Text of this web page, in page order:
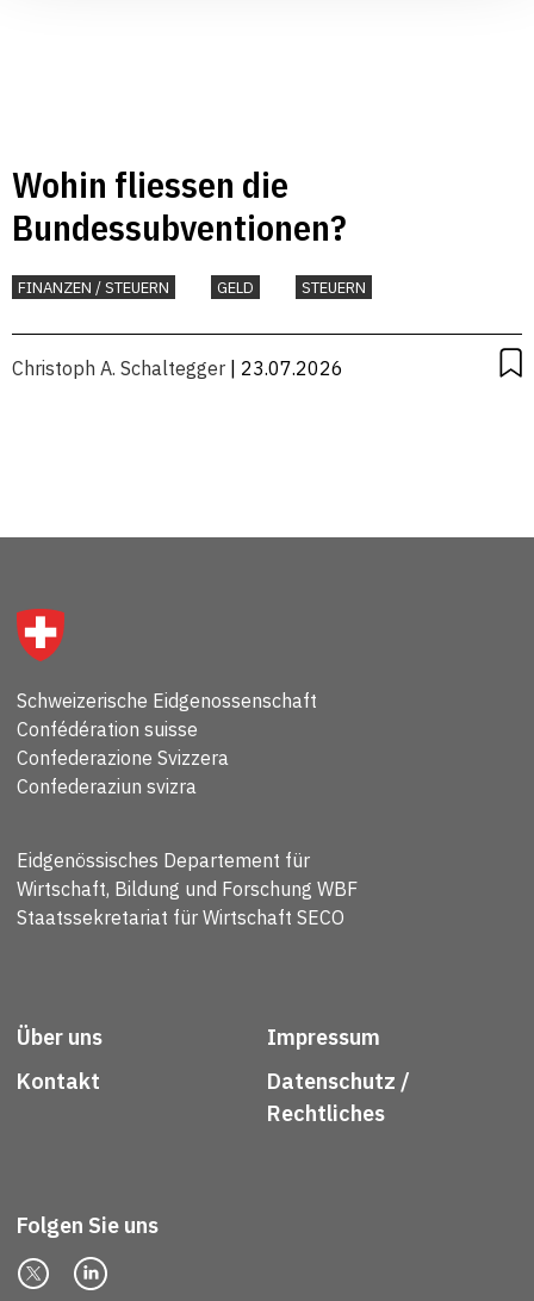
Wohin fliessen die
Bundessubventionen?
FINANZEN / STEUERN GELD STEUERN
Christoph A. Schaltegger | 23.07.2026
Schweizerische Eidgenossenschaft
Confédération suisse
Confederazione Svizzera
Confederaziun svizra
Eidgenössisches Departement für
Wirtschaft, Bildung und Forschung WBF
Staatssekretariat für Wirtschaft SECO
Über uns
Kontakt
Impressum
Datenschutz /
Rechtliches
Folgen Sie uns